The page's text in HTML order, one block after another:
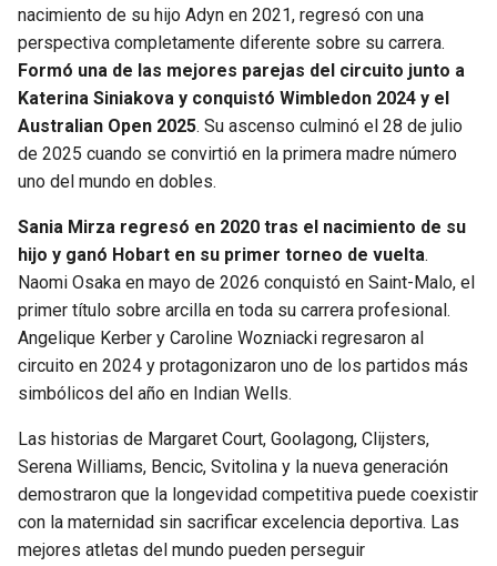
nacimiento de su hijo Adyn en 2021, regresó con una
perspectiva completamente diferente sobre su carrera.
Formó una de las mejores parejas del circuito junto a
Katerina Siniakova y conquistó Wimbledon 2024 y el
Australian Open 2025. Su ascenso culminó el 28 de julio
de 2025 cuando se convirtió en la primera madre número
uno del mundo en dobles.
Sania Mirza regresó en 2020 tras el nacimiento de su
hijo y ganó Hobart en su primer torneo de vuelta.
Naomi Osaka en mayo de 2026 conquistó en Saint-Malo, el
primer título sobre arcilla en toda su carrera profesional.
Angelique Kerber y Caroline Wozniacki regresaron al
circuito en 2024 y protagonizaron uno de los partidos más
simbólicos del año en Indian Wells.
Las historias de Margaret Court, Goolagong, Clijsters,
Serena Williams, Bencic, Svitolina y la nueva generación
demostraron que la longevidad competitiva puede coexistir
con la maternidad sin sacrificar excelencia deportiva. Las
mejores atletas del mundo pueden perseguir